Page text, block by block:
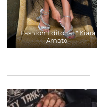
Fashion Editorial " Kiara
Amato"